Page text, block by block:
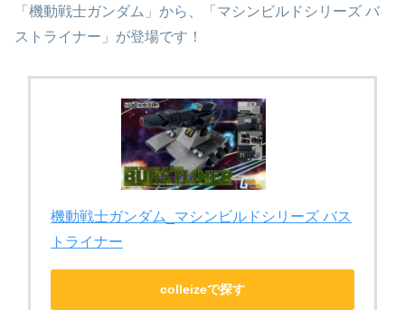
「機動戦士ガンダム」から、「マシンビルドシリーズ バ
ストライナー」が登場です！
機動戦士ガンダム_マシンビルドシリーズ バス
トライナー
colleizeで探す